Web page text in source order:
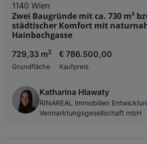
1140 Wien
Zwei Baugründe mit ca. 730 m²
städtischer Komfort mit
Hainbachgasse
729,33 m2
Grundfläche
€ 786.500,00
Kaufpreis
Katharina Hlawaty
RINAREAL Immobilien
Vermarktungsgesellschaft mbH